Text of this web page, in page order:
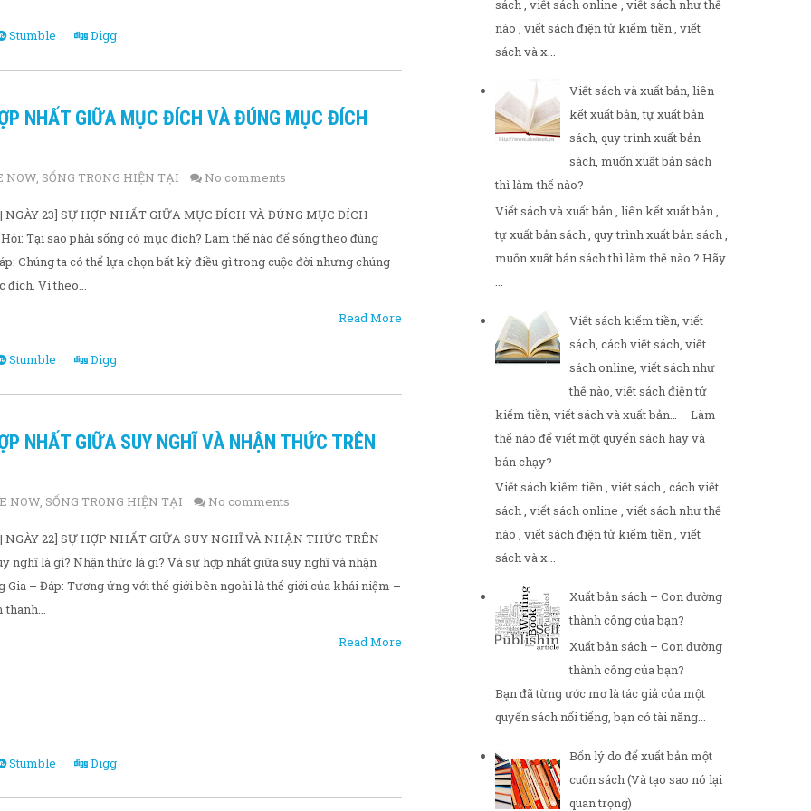
Stumble Digg
NHẤT GIỮA MỤC ĐÍCH VÀ ĐÚNG MỤC ĐÍCH
NOW, SỐNG TRONG HIỆN TẠI No comments
NGÀY 23] SỰ HỢP NHẤT GIỮA MỤC ĐÍCH VÀ ĐÚNG MỤC ĐÍCH
Tại sao phải sống có mục đích? Làm thế nào để sống theo đúng
Chúng ta có thể lựa chọn bất kỳ điều gì trong cuộc đời nhưng chúng
đích. Vì theo...
Read More
Stumble Digg
NHẤT GIỮA SUY NGHĨ VÀ NHẬN THỨC TRÊN
NOW, SỐNG TRONG HIỆN TẠI No comments
NGÀY 22] SỰ HỢP NHẤT GIỮA SUY NGHĨ VÀ NHẬN THỨC TRÊN
nghĩ là gì? Nhận thức là gì? Và sự hợp nhất giữa suy nghĩ và nhận
Gia – Đáp: Tương ứng với thế giới bên ngoài là thế giới của khái niệm –
thanh...
Read More
Stumble Digg
sách , viết sách online , viết sách như thế
nào , viết sách điện tử kiếm tiền , viết
sách và x...
Viết sách và xuất bản, liên
kết xuất bản, tự xuất bản
sách, quy trình xuất bản
sách, muốn xuất bản sách
thì làm thế nào?
Viết sách và xuất bản , liên kết xuất bản ,
tự xuất bản sách , quy trình xuất bản sách ,
muốn xuất bản sách thì làm thế nào ? Hãy
...
Viết sách kiếm tiền, viết
sách, cách viết sách, viết
sách online, viết sách như
thế nào, viết sách điện tử
kiếm tiền, viết sách và xuất bản… – Làm
thế nào để viết một quyển sách hay và
bán chạy?
Viết sách kiếm tiền , viết sách , cách viết
sách , viết sách online , viết sách như thế
nào , viết sách điện tử kiếm tiền , viết
sách và x...
Xuất bản sách – Con đường
thành công của bạn?
Xuất bản sách – Con đường
thành công của bạn?
Bạn đã từng ước mơ là tác giả của một
quyển sách nổi tiếng, bạn có tài năng...
Bốn lý do để xuất bản một
cuốn sách (Và tạo sao nó lại
quan trọng)